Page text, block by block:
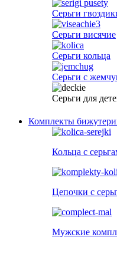
Серьги
Серьги висячие
Серьги кольца
Серьги с
Серьги для
Комплекты
Кольца с
Цепочки с
Мужские